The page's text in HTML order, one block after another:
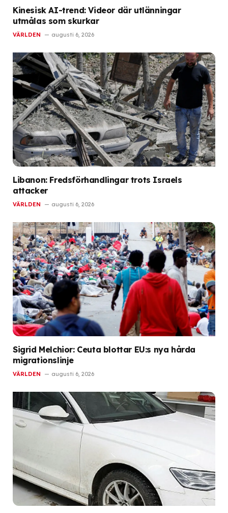
Kinesisk AI-trend: Videor där utlänningar
utmålas som skurkar
VÄRLDEN augusti 6, 2026
Libanon: Fredsförhandlingar trots Israels
attacker
VÄRLDEN augusti 6, 2026
Sigrid Melchior: Ceuta blottar EU:s nya hårda
migrationslinje
VÄRLDEN augusti 6, 2026